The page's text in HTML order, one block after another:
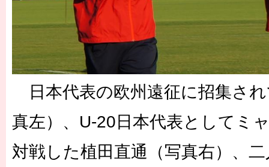
日本代表の欧州遠征に招集さ
真左）、U-20日本代表としてミ
対戦した植田直通（写真右）、